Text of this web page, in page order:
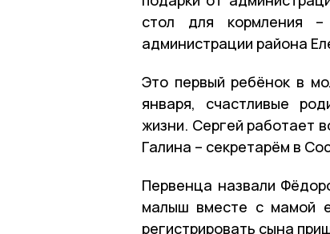
стол для кормления
администрации района
Это первый ребёнок в
января, счастливые
жизни. Сергей работает
Галина – секретарём в
Первенца назвали
малыш вместе с мамой
регистрировать сына